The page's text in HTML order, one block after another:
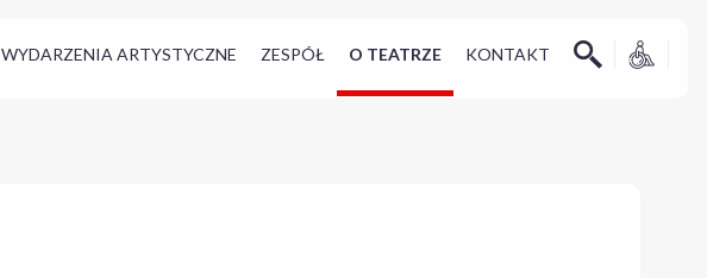
WYDARZENIA ARTYSTYCZNE ZESPÓŁ O TEATRZE KONTAKT